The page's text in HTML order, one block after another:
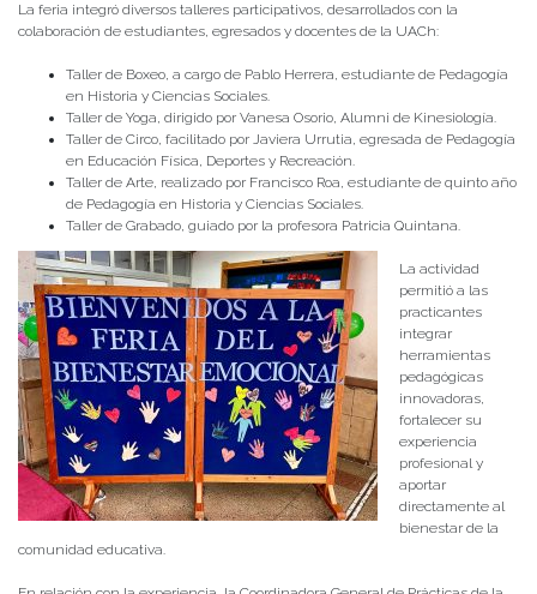
La feria integró diversos talleres participativos, desarrollados con la
colaboración de estudiantes, egresados y docentes de la UACh:
Taller de Boxeo, a cargo de Pablo Herrera, estudiante de Pedagogía
en Historia y Ciencias Sociales.
Taller de Yoga, dirigido por Vanesa Osorio, Alumni de Kinesiología.
Taller de Circo, facilitado por Javiera Urrutia, egresada de Pedagogía
en Educación Física, Deportes y Recreación.
Taller de Arte, realizado por Francisco Roa, estudiante de quinto año
de Pedagogía en Historia y Ciencias Sociales.
Taller de Grabado, guiado por la profesora Patricia Quintana.
La actividad
permitió a las
practicantes
integrar
herramientas
pedagógicas
innovadoras,
fortalecer su
experiencia
profesional y
aportar
directamente al
bienestar de la
comunidad educativa.